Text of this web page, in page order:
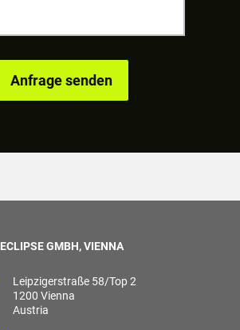
ECLIPSE GMBH, VIENNA
Leipzigerstraße 58/Top 2
1200 Vienna
Austria